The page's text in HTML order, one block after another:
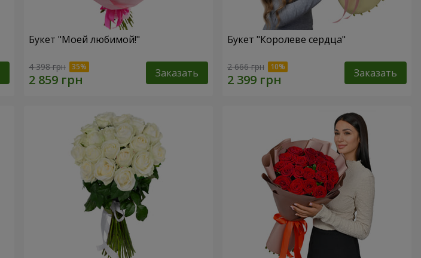
Букет "Моей любимой!"
4 398 грн Заказать
Букет "Королеве сердца"
2 666 грн Заказать